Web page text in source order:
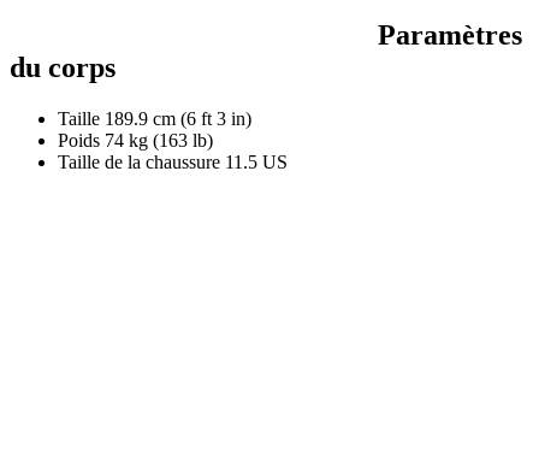
Paramètres
du corps
Taille 189.9 cm (6 ft 3 in)
Poids 74 kg (163 lb)
Taille de la chaussure 11.5 US